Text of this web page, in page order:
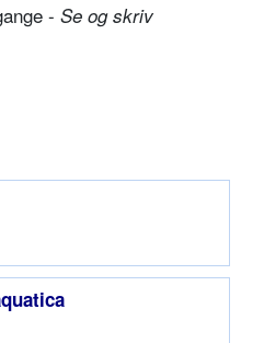
- Se og skriv